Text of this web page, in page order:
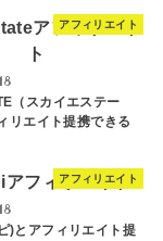
アフィリエイト
（スカイエステー
リエイト提携できる
アフィリエイト
)とアフィリエイト提